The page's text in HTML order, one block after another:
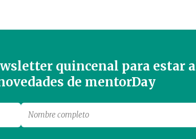
quincenal para estar
de mentorDay